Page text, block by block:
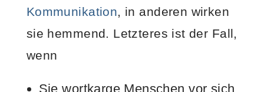
Kommunikation, in anderen wirken
sie hemmend. Letzteres ist der Fall,
wenn
Sie wortkarge Menschen vor sich